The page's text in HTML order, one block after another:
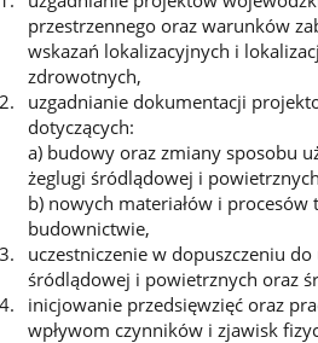
przestrzennego oraz warunków
wskazań lokalizacyjnych i
zdrowotnych,
uzgadnianie dokumentacji
dotyczących:
a) budowy oraz zmiany sposobu
żeglugi śródlądowej i
b) nowych materiałów i
budownictwie,
uczestniczenie w dopuszczeniu
śródlądowej i powietrznych oraz
inicjowanie przedsięwzięć oraz
wpływom czynników i zjawisk